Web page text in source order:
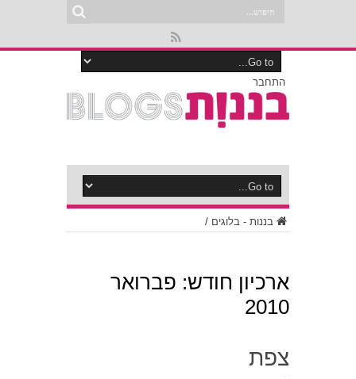
התחבר
בננות - בלוגים /
ארכיון חודש: פברואר
2010
צפת